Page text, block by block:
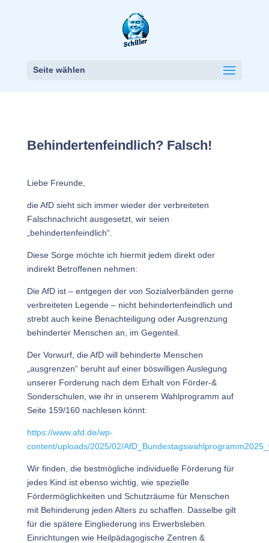
Seite wählen
Behindertenfeindlich? Falsch!
Liebe Freunde,
die AfD sieht sich immer wieder der verbreiteten
Falschnachricht ausgesetzt, wir seien
„behindertenfeindlich“.
Diese Sorge möchte ich hiermit jedem direkt oder
indirekt Betroffenen nehmen:
Die AfD ist – entgegen der von Sozialverbänden gerne
verbreiteten Legende – nicht behindertenfeindlich und
strebt auch keine Benachteiligung oder Ausgrenzung
behinderter Menschen an, im Gegenteil.
Der Vorwurf, die AfD will behinderte Menschen
„ausgrenzen“ beruht auf einer böswilligen Auslegung
unserer Forderung nach dem Erhalt von Förder-&
Sonderschulen, wie ihr in unserem Wahlprogramm auf
Seite 159/160 nachlesen könnt:
https://www.afd.de/wp-
content/uploads/2025/02/
Wir finden, die bestmögliche individuelle Förderung für
jedes Kind ist ebenso wichtig, wie spezielle
Fördermöglichkeiten und Schutzräume für Menschen
mit Behinderung jeden Alters zu schaffen. Dasselbe gilt
für die spätere Eingliederung ins Erwerbsleben.
Einrichtungen wie Heilpädagogische Zentren &